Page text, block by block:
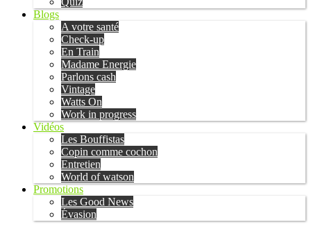
Blogs
A votre santé
Check-up
En Train
Madame Energie
Parlons cash
Vintage
Watts On
Work in progress
Vidéos
Les Bouffistas
Copin comme cochon
Entretien
World of watson
Promotions
Les Good News
Évasion